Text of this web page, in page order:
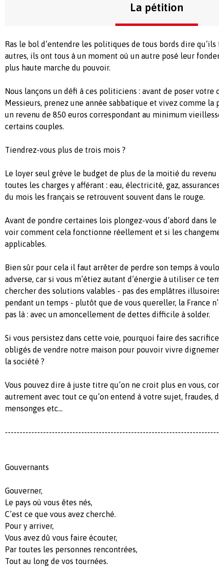
La pétition
Ras le bol d’entendre les politiques de tous bords dire
autres, ils ont tous à un moment où un autre posé leur
plus haute marche du pouvoir.
Nous lançons un défi à ces politiciens : avant de poser votre
Messieurs, prenez une année sabbatique et vivez comme la
un revenu de 850 euros correspondant au minimum
certains couples.
Tiendrez-vous plus de trois mois ?
Le loyer seul grève le budget de plus de la moitié du
toutes les charges y afférant : eau, électricité, gaz,
du mois les français se retrouvent souvent dans le rouge.
Avant de pondre certaines lois plongez-vous d’abord dans
voir comment cela fonctionne réellement et si les
applicables.
Bien sûr pour cela il faut arrêter de perdre son temps à
adverse, car si vous m’étiez autant d’énergie à utiliser ce
chercher des solutions valables - pas des emplâtres
pendant un temps - plutôt que de vous quereller, la France
pas là : avec un amoncellement de dettes difficile à solder.
Si vous persistez dans cette voie, pourquoi faire des
obligés de vendre notre maison pour pouvoir vivre
la société ?
Vous pouvez dire à juste titre qu’on ne croit plus en vous,
autrement avec tout ce qu’on entend à votre sujet, fraudes,
mensonges etc…
Gouvernants
Gouverner,
Le pays où vous êtes nés,
C’est ce que vous avez cherché.
Pour y arriver,
Vous avez dû vous faire écouter,
Par toutes les personnes rencontrées,
Tout au long de vos tournées.